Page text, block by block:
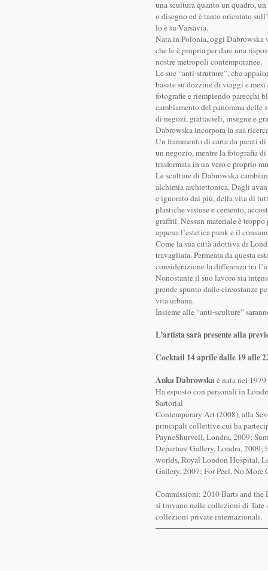
una scultura quanto un quadro,
o disegno ed è tanto orientato
lo è su Varsavia.
Nata in Polonia, oggi Dabrowska
che le è propria per dare una
nostre metropoli contemporanee.
Le sue “anti-strutture”, che
basate su dozzine di viaggi e
fotografie e riempiendo parecchi
cambiamento del panorama delle
di negozi, grattacieli, insegne e
Dabrowska incorpora la sua
Un frammento di carta da parati
un negozio, mentre la fotografia
trasformata in un vero e proprio
Le sculture di Dabrowska
alchimia archiettonica. Dagli
e ignorato dai più, della vita di
plastiche vistose e cemento,
graffiti. Nessun materiale è
appena l’estetica punk e il
Come la sua città adottiva di
travagliata. Permeata da questa
considerazione la differenza tra
Nonostante il suo lavoro sia
prende spunto dalle circostanze
vita urbana.
Insieme alle “anti-sculture”
L’artista sarà presente alla
Cocktail 14 aprile dalle 19 alle
Anka Dabrowskaè nata nel
Ha esposto con personali in
Sartorial
Contemporary Art (2008), alla
principali collettive cui ha
PayneShurvell, Londra, 2009;
Departure Gallery, Londra, 2009;
worlds, Royal London Hospital,
Gallery, 2007; For Peel, No More
Commissioni: 2010 Barts and
si trovano nelle collezioni di Tate
collezioni private internazionali.